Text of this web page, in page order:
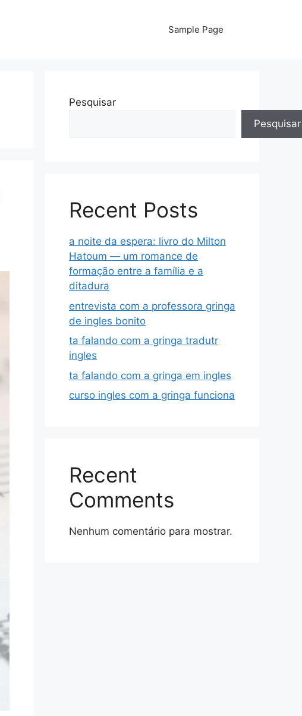
Sample Page
Pesquisar
Pesquisar
Recent Posts
a noite da espera: livro do Milton
Hatoum — um romance de
formação entre a família e a
ditadura
entrevista com a professora gringa
de ingles bonito
ta falando com a gringa tradutr
ingles
ta falando com a gringa em ingles
curso ingles com a gringa funciona
Recent
Comments
Nenhum comentário para mostrar.